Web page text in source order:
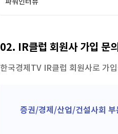
파워인터뷰
02.IR클럽회원사가입문의
한국경제TVIR클럽회원사로가
증권/경제/산업/건설사회부